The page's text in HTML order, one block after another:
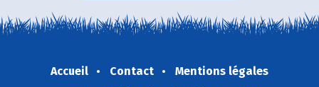
Accueil Contact
Mentions légales